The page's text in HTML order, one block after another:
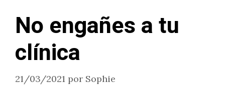
No engañes a tu
clínica
21/03/2021 por Sophie